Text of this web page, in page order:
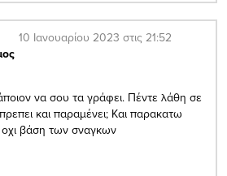
10 Ιανουαρίου 2023 στις 21:52
να σου τα γράφει. Πέντε λάθη σε
και παραμένει; Και παρακατω
βάση των σναγκων